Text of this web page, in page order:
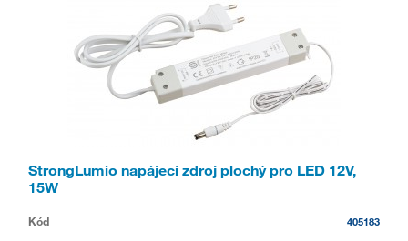
StrongLumio napájecí zdroj plochý pro LED 12V,
15W
Kód 405183